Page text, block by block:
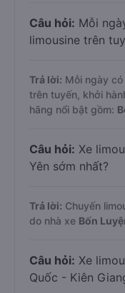
Câu hỏi: Mỗi
limousine trên
Trả lời: Mỗi ngày
trên tuyến, khởi
hãng nổi bật gồm:
Câu hỏi: Xe
Yên sớm nhất?
Trả lời: Chuyến
do nhà xe Bốn
Câu hỏi: Xe
Quốc - Kiên